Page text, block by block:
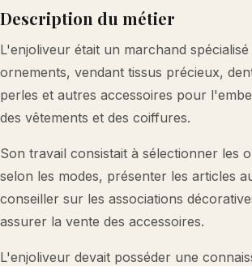
Description du métier
L'enjoliveur était un marchand spécialisé
ornements, vendant tissus précieux,
perles et autres accessoires pour
des vêtements et des coiffures.
Son travail consistait à sélectionner les
selon les modes, présenter les articles
conseiller sur les associations
assurer la vente des accessoires.
L'enjoliveur devait posséder une